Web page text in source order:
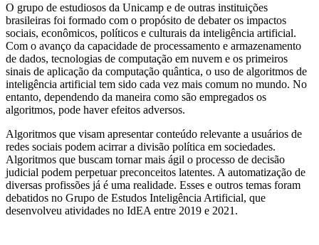
O grupo de estudiosos da Unicamp e de outras instituições
brasileiras foi formado com o propósito de debater os impactos
sociais, econômicos, políticos e culturais da inteligência artificial.
Com o avanço da capacidade de processamento e armazenamento
de dados, tecnologias de computação em nuvem e os primeiros
sinais de aplicação da computação quântica, o uso de algoritmos de
inteligência artificial tem sido cada vez mais comum no mundo. No
entanto, dependendo da maneira como são empregados os
algoritmos, pode haver efeitos adversos.
Algoritmos que visam apresentar conteúdo relevante a usuários de
redes sociais podem acirrar a divisão política em sociedades.
Algoritmos que buscam tornar mais ágil o processo de decisão
judicial podem perpetuar preconceitos latentes. A automatização de
diversas profissões já é uma realidade. Esses e outros temas foram
debatidos no Grupo de Estudos Inteligência Artificial, que
desenvolveu atividades no IdEA entre 2019 e 2021.